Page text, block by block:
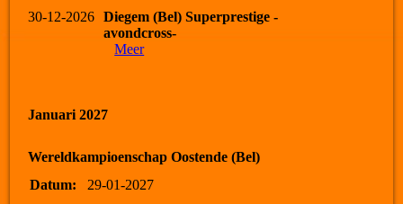
30-12-2026
Diegem (Bel) Superprestige -
avondcross-
Meer
Januari 2027
Wereldkampioenschap Oostende (Bel)
Datum:
29-01-2027